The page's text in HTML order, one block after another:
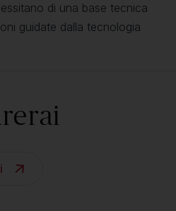
di una base tecnica
guidate dalla tecnologia